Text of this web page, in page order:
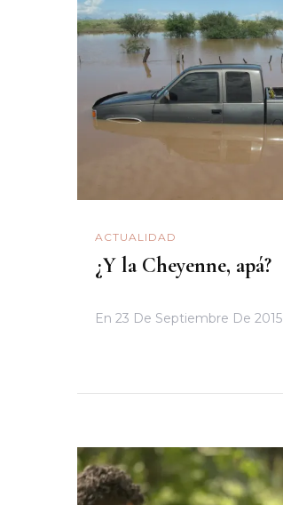
ACTUALIDAD
¿Y la Cheyenne, apá?
En 23 De Septiembre De 2015